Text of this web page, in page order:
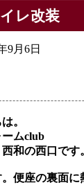
レ改装
9月6日
。
ムclub
和の西口です
。便座の裏面